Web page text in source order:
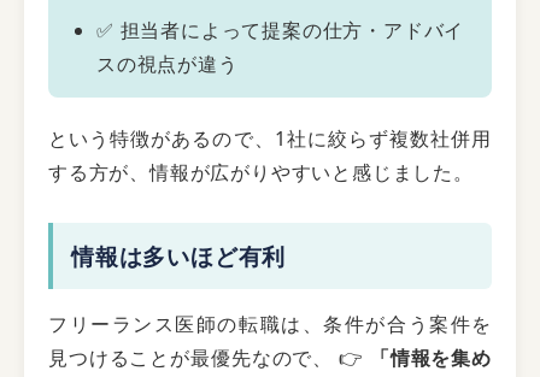
✅ 担当者によって提案の仕方・アドバイ
スの視点が違う
という特徴があるので、1社に絞らず複数社併用
する方が、情報が広がりやすいと感じました。
情報は多いほど有利
フリーランス医師の転職は、条件が合う案件を
見つけることが最優先なので、 👉
「情報を集め